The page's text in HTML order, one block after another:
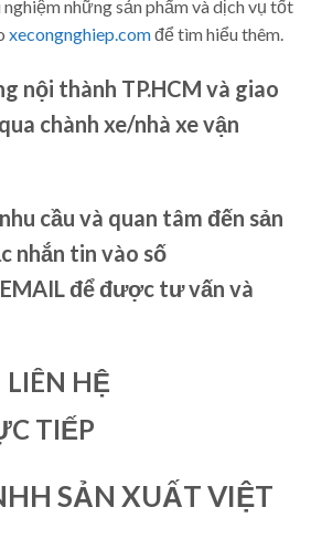
những sản phẩm và dịch vụ tốt
xecongnghiep.comđể tìm hiểu thêm.
nội thành TP.HCM và giao
chành xe/nhà xe vận
cầu và quan tâm đến sản
nhắn tin vào số
để được tư vấn và
LIÊN HỆ
TIẾP
SẢN XUẤT VIỆT